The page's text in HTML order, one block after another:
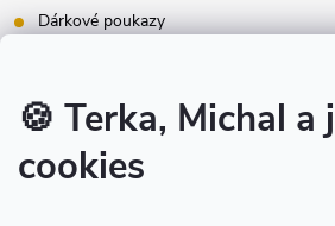
🍪 Terka, Michal a
cookies
Dárkové poukazy
Instagram